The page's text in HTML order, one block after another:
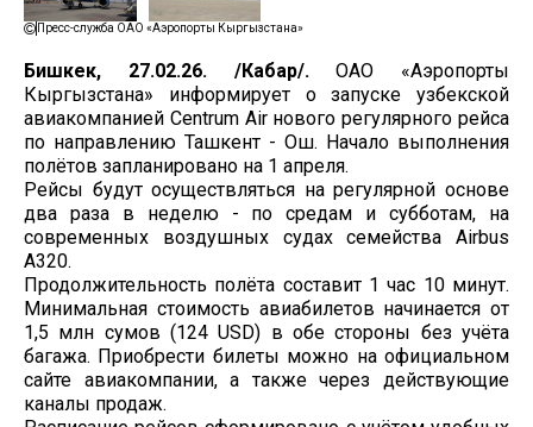
Пресс-служба ОАО «Аэропорты Кыргызстана»
Бишкек, 27.02.26. /Кабар/.ОАО «Аэропорты
Кыргызстана» информирует о запуске узбекской
авиакомпанией Centrum Air нового регулярного рейса
по направлению Ташкент - Ош. Начало выполнения
полётов запланировано на 1 апреля.
Рейсы будут осуществляться на регулярной основе
два раза в неделю - по средам и субботам, на
современных воздушных судах семейства Airbus
A320.
Продолжительность полёта составит 1 час 10 минут.
Минимальная стоимость авиабилетов начинается от
1,5 млн сумов (124 USD) в обе стороны без учёта
багажа. Приобрести билеты можно на официальном
сайте авиакомпании, а также через действующие
каналы продаж.